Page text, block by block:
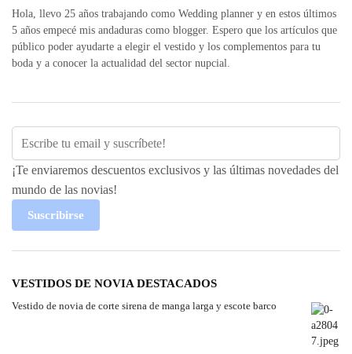
Hola, llevo 25 años trabajando como Wedding planner y en estos últimos
5 años empecé mis andaduras como blogger. Espero que los artículos que
público poder ayudarte a elegir el vestido y los complementos para tu
boda y a conocer la actualidad del sector nupcial.
¡Te enviaremos descuentos exclusivos y las últimas novedades del
mundo de las novias!
Suscribirse
VESTIDOS DE NOVIA DESTACADOS
Vestido de novia de corte sirena de manga larga y escote barco